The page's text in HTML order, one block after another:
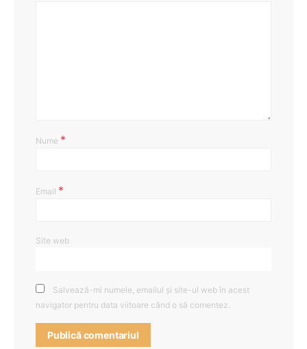
Nume *
Email *
Site web
Salvează-mi numele, emailul și site-ul web în acest
navigator pentru data viitoare când o să comentez.